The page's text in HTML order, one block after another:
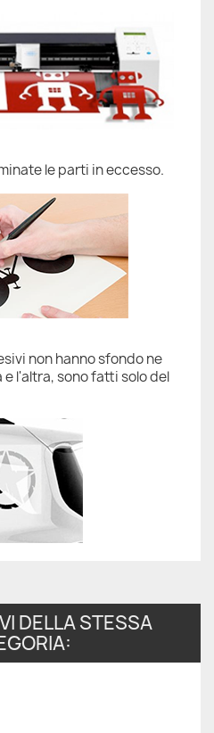
le parti in eccesso.
non hanno sfondo ne
l'altra, sono fatti solo del
DELLA STESSA